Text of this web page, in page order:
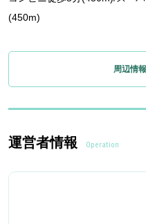
(450m)
周辺情
運営者情報 Operation